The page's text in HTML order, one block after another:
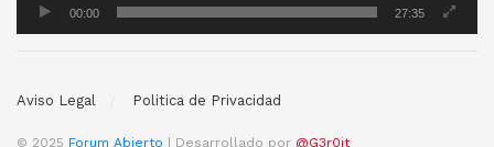
00:00 27:35
Aviso Legal Politica de Privacidad
© 2025 Forum Abierto | Desarrollado por @G3r0jt